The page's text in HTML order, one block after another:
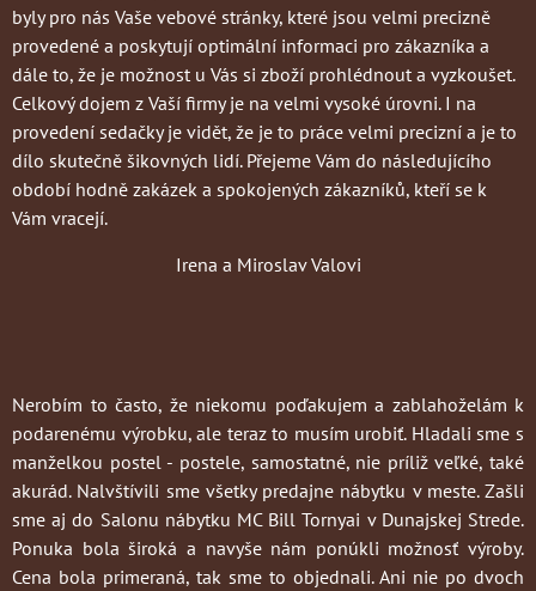
byly pro nás Vaše vebové stránky, které jsou velmi precizně
provedené a poskytují optimální informaci pro zákazníka a
dále to, že je možnost u Vás si zboží prohlédnout a vyzkoušet.
Celkový dojem z Vaší firmy je na velmi vysoké úrovni. I na
provedení sedačky je vidět, že je to práce velmi precizní a je to
dílo skutečně šikovných lidí. Přejeme Vám do následujícího
období hodně zakázek a spokojených zákazníků, kteří se k
Vám vracejí.
Irena a Miroslav Valovi
Nerobím to často, že niekomu poďakujem a zablahoželám k
podarenému výrobku, ale teraz to musím urobiť. Hladali sme s
manželkou postel - postele, samostatné, nie príliž veľké, také
akurád. Nalvštívili sme všetky predajne nábytku v meste. Zašli
sme aj do Salonu nábytku MC Bill Tornyai v Dunajskej Strede.
Ponuka bola široká a navyše nám ponúkli možnosť výroby.
Cena bola primeraná, tak sme to objednali. Ani nie po dvoch